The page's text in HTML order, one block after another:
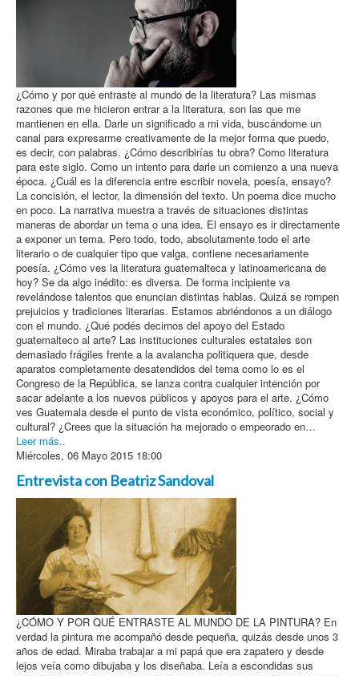
¿Cómo y por qué entraste al mundo de la literatura? Las mismas
razones que me hicieron entrar a la literatura, son las que me
mantienen en ella. Darle un significado a mi vida, buscándome un
canal para expresarme creativamente de la mejor forma que puedo,
es decir, con palabras. ¿Cómo describirías tu obra? Como literatura
para este siglo. Como un intento para darle un comienzo a una nueva
época. ¿Cuál es la diferencia entre escribir novela, poesía, ensayo?
La concisión, el lector, la dimensión del texto. Un poema dice mucho
en poco. La narrativa muestra a través de situaciones distintas
maneras de abordar un tema o una idea. El ensayo es ir directamente
a exponer un tema. Pero todo, todo, absolutamente todo el arte
literario o de cualquier tipo que valga, contiene necesariamente
poesía. ¿Cómo ves la literatura guatemalteca y latinoamericana de
hoy? Se da algo inédito: es diversa. De forma incipiente va
revelándose talentos que enuncian distintas hablas. Quizá se rompen
prejuicios y tradiciones literarias. Estamos abriéndonos a un diálogo
con el mundo. ¿Qué podés decirnos del apoyo del Estado
guatemalteco al arte? Las instituciones culturales estatales son
demasiado frágiles frente a la avalancha politiquera que, desde
aparatos completamente desatendidos del tema como lo es el
Congreso de la República, se lanza contra cualquier intención por
sacar adelante a los nuevos públicos y apoyos para el arte. ¿Cómo
ves Guatemala desde el punto de vista económico, político, social y
cultural? ¿Crees que la situación ha mejorado o empeorado en…
Leer más..
Miércoles, 06 Mayo 2015 18:00
Entrevista con Beatriz Sandoval
¿CÓMO Y POR QUÉ ENTRASTE AL MUNDO DE LA PINTURA? En
verdad la pintura me acompañó desde pequeña, quizás desde unos 3
años de edad. Miraba trabajar a mi papá que era zapatero y desde
lejos veía como dibujaba y los diseñaba. Leía a escondidas sus